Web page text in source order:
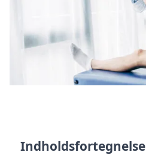
Indholdsfortegnelse